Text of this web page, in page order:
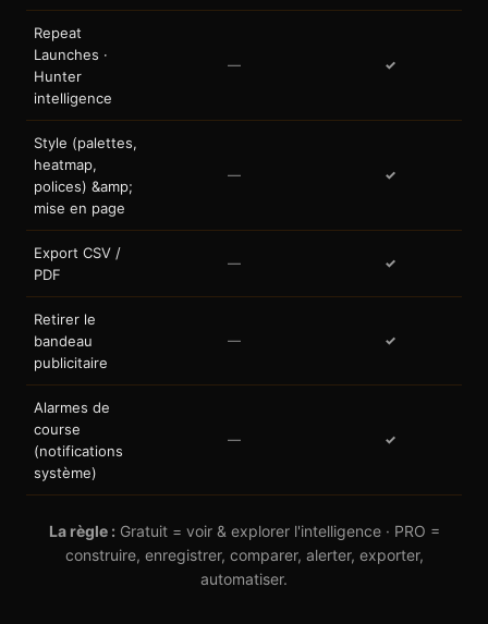
Repeat
Launches ·
Hunter
intelligence
— ✓
Style (palettes,
heatmap,
polices) &amp;
mise en page
— ✓
Export CSV /
PDF
— ✓
Retirer le
bandeau
publicitaire
— ✓
Alarmes de
course
(notifications
système)
— ✓
La règle : Gratuit = voir & explorer l'intelligence · PRO =
construire, enregistrer, comparer, alerter, exporter,
automatiser.